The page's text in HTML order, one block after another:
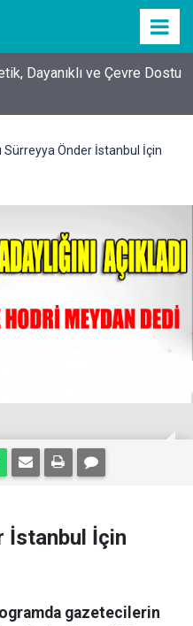
Dayanıklı ve Çevre Dostu
Sürreyya Önder İstanbul İçin
İstanbul İçin
gazetecilerin